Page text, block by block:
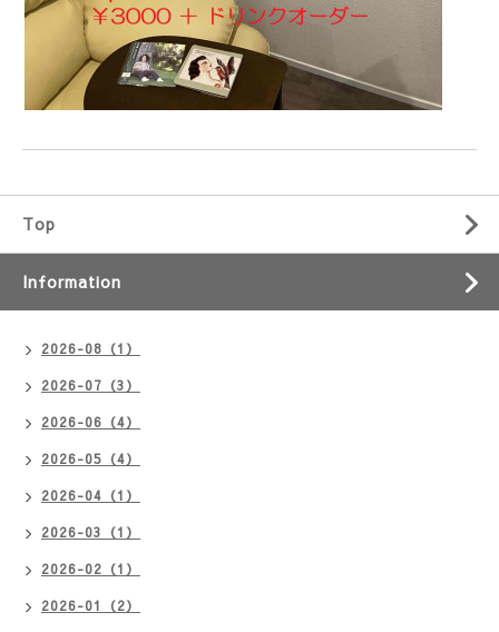
Top
Information
2026-08（1）
2026-07（3）
2026-06（4）
2026-05（4）
2026-04（1）
2026-03（1）
2026-02（1）
2026-01（2）